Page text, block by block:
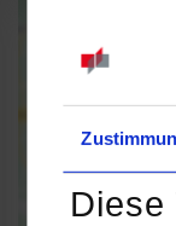
Diese